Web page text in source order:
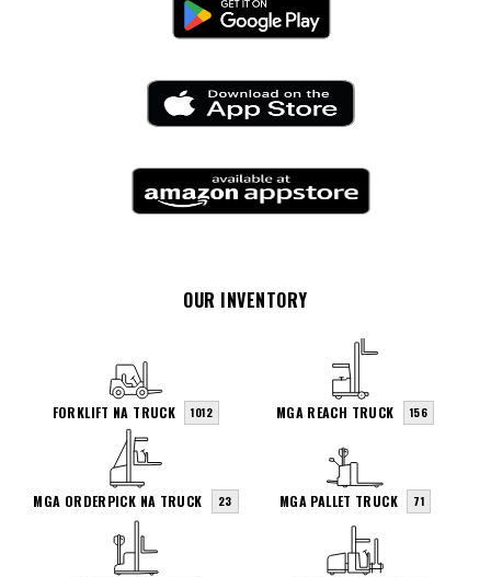
OUR INVENTORY
FORKLIFT NA TRUCK 1012 MGA REACH TRUCK 156
MGA ORDERPICK NA TRUCK 23 MGA PALLET TRUCK 71